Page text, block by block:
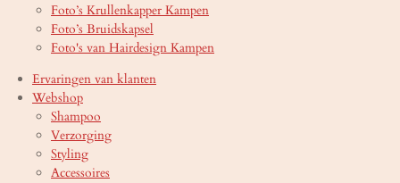
Foto’s Krullenkapper Kampen
Foto’s Bruidskapsel
Foto's van Hairdesign Kampen
Ervaringen van klanten
Webshop
Shampoo
Verzorging
Styling
Accessoires